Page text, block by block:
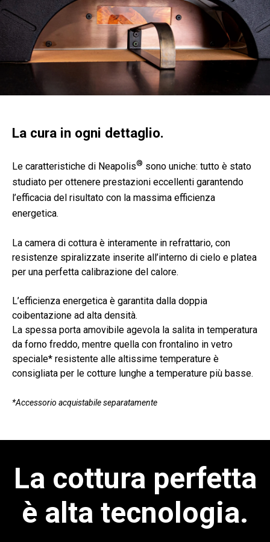
La cura in ogni dettaglio.
Le caratteristiche di Neapolis® sono uniche: tutto è stato
studiato per ottenere prestazioni eccellenti garantendo
l’efficacia del risultato con la massima efficienza
energetica.
La camera di cottura è interamente in refrattario, con
resistenze spiralizzate inserite all’interno di cielo e platea
per una perfetta calibrazione del calore.
L’efficienza energetica è garantita dalla doppia
coibentazione ad alta densità.
La spessa porta amovibile agevola la salita in temperatura
da forno freddo, mentre quella con frontalino in vetro
speciale* resistente alle altissime temperature è
consigliata per le cotture lunghe a temperature più basse.
*Accessorio acquistabile separatamente
La cottura perfetta
è alta tecnologia.